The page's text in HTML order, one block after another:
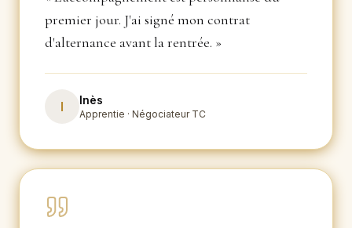
premier jour. J'ai signé mon contrat
d'alternance avant la rentrée. »
I Inès
Apprentie · Négociateur TC